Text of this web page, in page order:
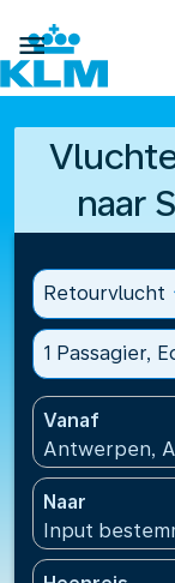

naar
Retourvlucht
1 Passagier,
Vanaf
Antwerpen,
Naar
Input